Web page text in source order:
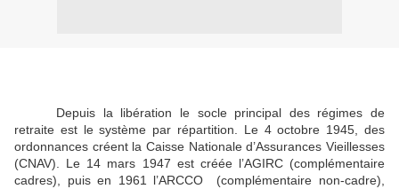
Depuis la libération le socle principal des régimes de
retraite est le système par répartition. Le 4 octobre 1945, des
ordonnances créent la Caisse Nationale d’Assurances Vieillesses
(CNAV). Le 14 mars 1947 est créée l’AGIRC (complémentaire
cadres), puis en 1961 l’ARCCO
(complémentaire non-cadre),